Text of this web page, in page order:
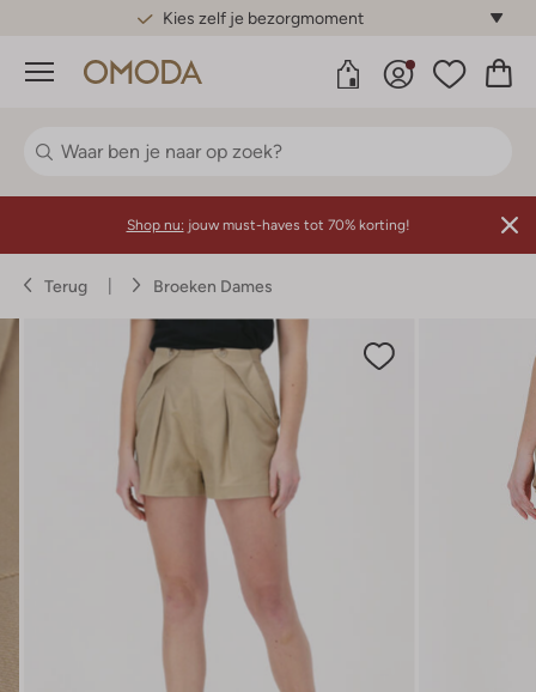
Gratis standaard verzending*
Menu
Shop nu: jouw must-haves tot 70% korting!
Terug Broeken Dames